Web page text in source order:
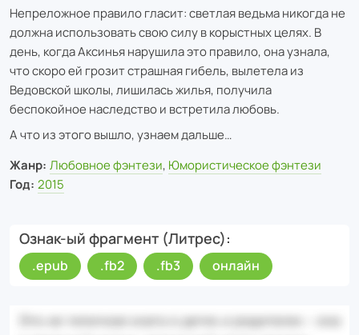
Непреложное правило гласит: светлая ведьма никогда не
должна использовать свою силу в корыстных целях. В
день, когда Аксинья нарушила это правило, она узнала,
что скоро ей грозит страшная гибель, вылетела из
Ведовской школы, лишилась жилья, получила
беспокойное наследство и встретила любовь.
А что из этого вышло, узнаем дальше…
Жанр: Любовное фэнтези, Юмористическое фэнтези
Год: 2015
Ознак-ый фрагмент (Литрес)
.epub .fb2 .fb3 онлайн